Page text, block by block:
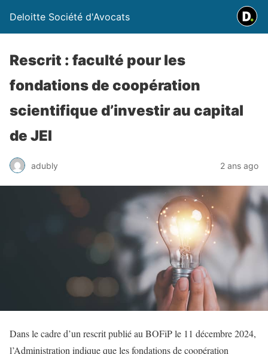
Deloitte Société d'Avocats
Rescrit : faculté pour les
fondations de coopération
scientifique d’investir au capital
de JEI
adubly 2 ans ago
Dans le cadre d’un rescrit publié au BOFiP le 11 décembre 2024,
l’Administration indique que les fondations de coopération